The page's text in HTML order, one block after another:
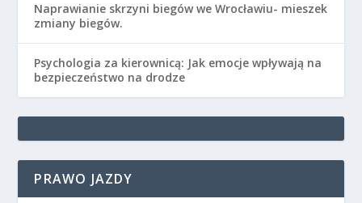
Naprawianie skrzyni biegów we Wrocławiu- mieszek
zmiany biegów.
Psychologia za kierownicą: Jak emocje wpływają na
bezpieczeństwo na drodze
PRAWO JAZDY